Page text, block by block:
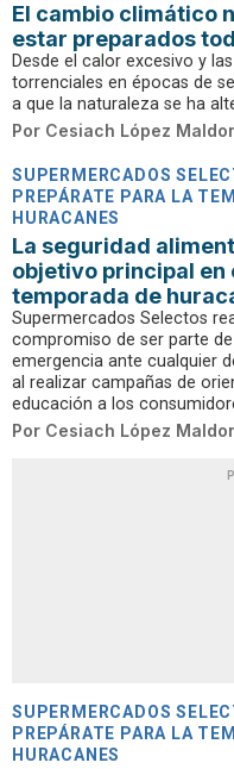
El cambio climático
estar preparados
Desde el calor excesivo y
torrenciales en épocas de
a que la naturaleza se ha
Por Cesiach López
SUPERMERCADOS
PREPÁRATE PARA LA
HURACANES
La seguridad
objetivo principal en
temporada de
Supermercados Selectos
compromiso de ser parte
emergencia ante cualquier
al realizar campañas de
educación a los
Por Cesiach López
SUPERMERCADOS
PREPÁRATE PARA LA
HURACANES